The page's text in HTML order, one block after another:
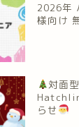
2026年
様向け
対面
らせ